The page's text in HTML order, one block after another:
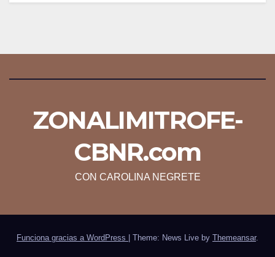
ZONALIMITROFE-
CBNR.com
CON CAROLINA NEGRETE
Funciona gracias a WordPress Theme: News Live by Themeansar.